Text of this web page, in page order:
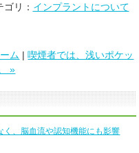
ゴリ： インプラントについて
ム |喫煙者では、浅いポケッ
»
く、脳血流や認知機能にも影響